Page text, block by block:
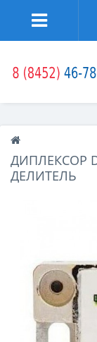
ДИПЛЕКСОР
ДЕЛИТЕЛЬ